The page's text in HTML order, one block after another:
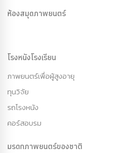
ห้องสมุดภาพยนตร์
โรงหนังโรงเรียน
ภาพยนตร์เพื่อผู้สูงอายุ
ทุนวิจัย
รถโรงหนัง
คอร์สอบรม
มรดกภาพยนตร์ของชาติ